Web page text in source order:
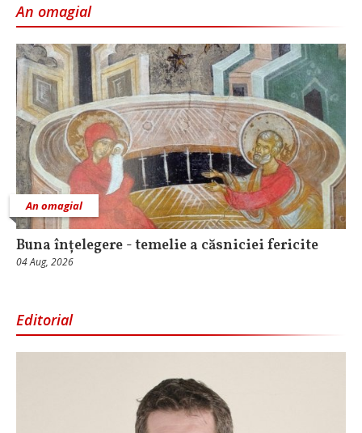
An omagial
An omagial
Buna înțelegere - temelie a căsniciei fericite
04 Aug, 2026
Editorial